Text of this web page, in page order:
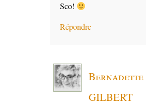
Sco!
Répondre
Bernadette
GILBERT